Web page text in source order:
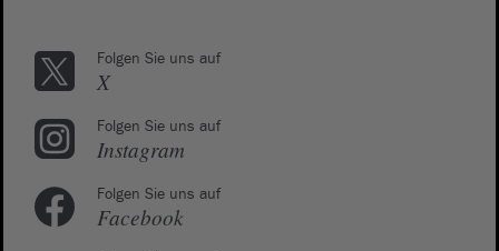
Folgen Sie uns auf
X
Folgen Sie uns auf
Instagram
Folgen Sie uns auf
Facebook